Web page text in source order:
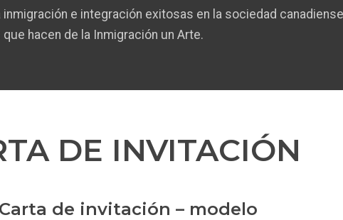
e integración exitosas en la sociedad
hacen de la Inmigración un Arte.
DE INVITACIÓN
Carta de invitación – modelo